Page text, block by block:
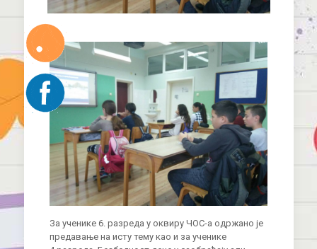
За ученике 6. разреда у оквиру ЧОС-а одржано је
предавање на исту тему као и за ученике